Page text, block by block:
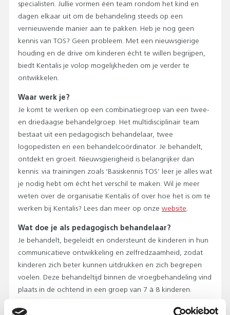
specialisten. Jullie vormen één team rondom het kind en
dagen elkaar uit om de behandeling steeds op een
vernieuwende manier aan te pakken. Heb je nog geen
kennis van TOS? Geen probleem. Met een nieuwsgierige
houding en de drive om kinderen écht te willen begrijpen,
biedt Kentalis je volop mogelijkheden om je verder te
ontwikkelen.
Waar werk je?
Je komt te werken op een combinatiegroep van een twee-
en driedaagse behandelgroep. Het multidisciplinair team
bestaat uit een pedagogisch behandelaar, twee
logopedisten en een behandelcoördinator. Je behandelt,
ontdekt en groeit. Nieuwsgierigheid is belangrijker dan
kennis: via trainingen zoals ‘Basiskennis TOS’ leer je alles wat
je nodig hebt om écht het verschil te maken. Wil je meer
weten over de organisatie Kentalis of over hoe het is om te
werken bij Kentalis? Lees dan meer op onze website.
Wat doe je als pedagogisch behandelaar?
Je behandelt, begeleidt en ondersteunt de kinderen in hun
communicatieve ontwikkeling en zelfredzaamheid, zodat
kinderen zich beter kunnen uitdrukken en zich begrepen
voelen. Deze behandeltijd binnen de vroegbehandeling vind
plaats in de ochtend in een groep van 7 à 8 kinderen.